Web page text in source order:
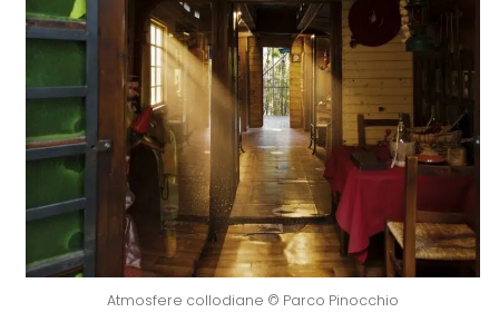
Atmosfere collodiane © Parco Pinocchio